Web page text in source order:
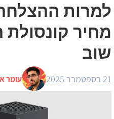
למרות
שוב
21 בספטמבר 2025 עומר